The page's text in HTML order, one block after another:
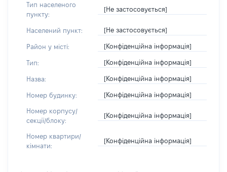
Тип населеного
пункту:
[Не застосовується]
Населений пункт: [Не застосовується]
Район у місті: [Конфіденційна інформація]
Тип: [Конфіденційна інформація]
Назва: [Конфіденційна інформація]
Номер будинку: [Конфіденційна інформація]
Номер корпусу/
секції/блоку:
[Конфіденційна інформація]
Номер квартири/
кімнати:
[Конфіденційна інформація]